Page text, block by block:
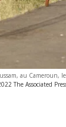
au Cameroun,
The Associated